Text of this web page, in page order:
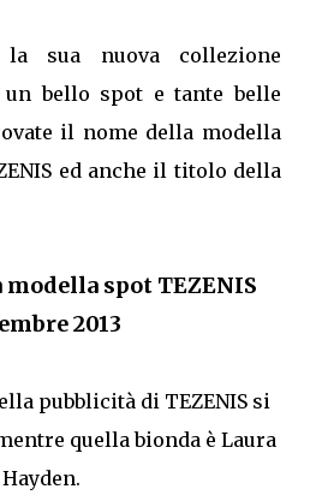
la sua nuova collezione
bello spot e tante belle
il nome della modella
ed anche il titolo della
spot TEZENIS
2013
pubblicità di TEZENIS si
quella bionda è Laura
Hayden.